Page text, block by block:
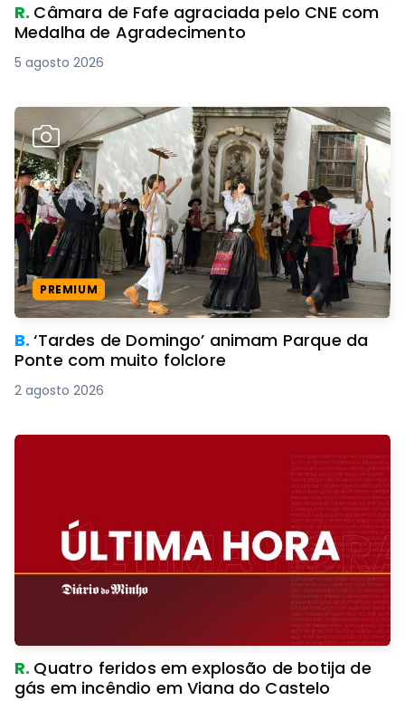
R. Câmara de Fafe agraciada pelo CNE com
Medalha de Agradecimento
5 agosto 2026
PREMIUM
B.‘Tardes de Domingo’ animam Parque da
Ponte com muito folclore
2 agosto 2026
R. Quatro feridos em explosão de botija de
gás em incêndio em Viana do Castelo